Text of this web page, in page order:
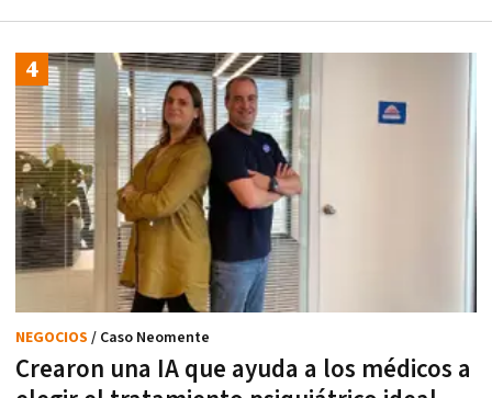
Crearon una IA que ayuda a los médicos a
NEGOCIOS / Caso Neomente